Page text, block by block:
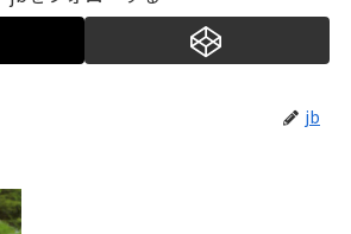
jb